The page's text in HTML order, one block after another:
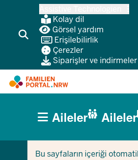
Kolay dil
Görsel yardım
Erişilebilirlik
Çerezler
Siparişler ve indirmeler
CURRENT SECTION AILELER IÇIN
CURRENT SECTION ŞIRKETLER/
HAUPTNAVIGATION
(BÜRGERBEREICH
Aileler Aileler
Bu sayfaların içeriği